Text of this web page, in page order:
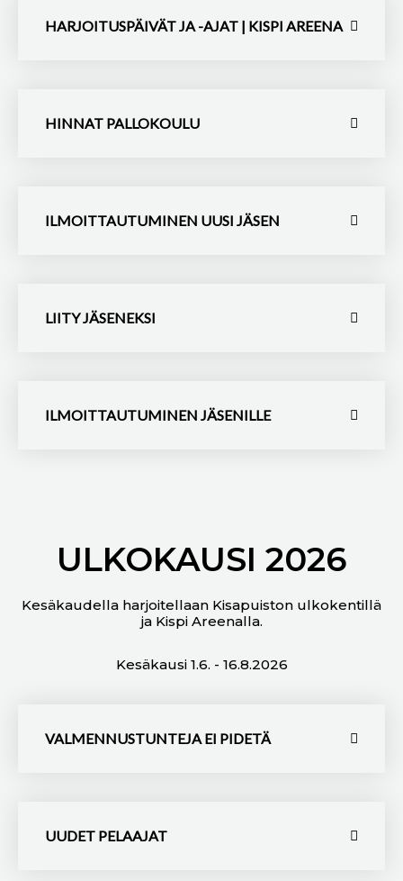
HARJOITUSPÄIVÄT JA -AJAT | KISPI AREENA
HINNAT PALLOKOULU
ILMOITTAUTUMINEN UUSI JÄSEN
LIITY JÄSENEKSI
ILMOITTAUTUMINEN JÄSENILLE
ULKOKAUSI 2026
Kesäkaudella harjoitellaan Kisapuiston ulkokentillä
ja Kispi Areenalla.
Kesäkausi 1.6. - 16.8.2026
VALMENNUSTUNTEJA EI PIDETÄ
UUDET PELAAJAT